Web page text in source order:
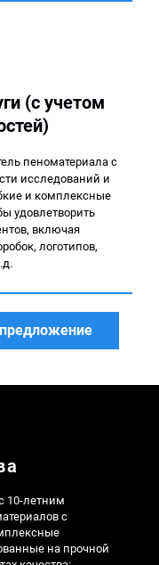
(с учетом
пеноматериала с
исследований и
и комплексные
удовлетворить
включая
логотипов,
10-летним
с
на прочной